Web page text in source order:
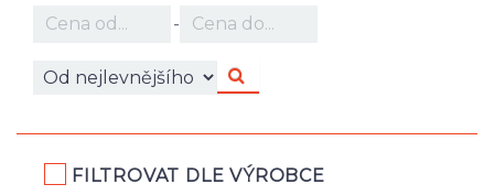
-
FILTROVAT DLE VÝROBCE